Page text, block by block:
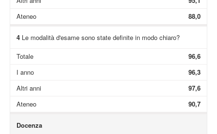
Ateneo
88,0
4Le modalità d'esame sono state definite in modo chiaro?
Totale
96,6
I anno
96,3
Altri anni
97,6
Ateneo
90,7
Docenza